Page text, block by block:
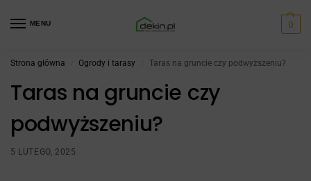
MENU 0
Strona główna Ogrody i tarasy Taras na gruncie czy podwyższeniu?
Taras na gruncie czy
podwyższeniu?
5 LUTEGO, 2025